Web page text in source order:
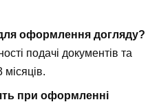
оформлення догляду?
подачі документів та
місяців.
при оформленні